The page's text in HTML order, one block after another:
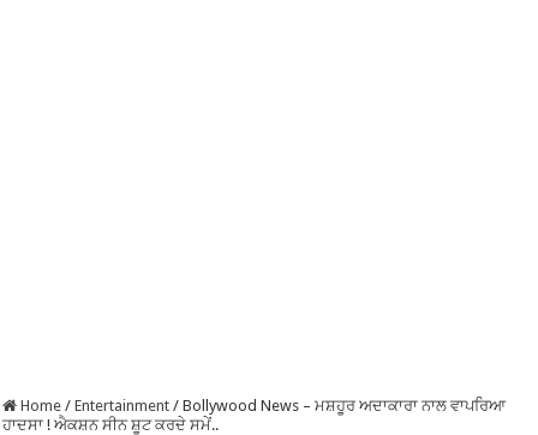
Home / Entertainment / Bollywood News – ਮਸ਼ਹੂਰ ਅਦਾਕਾਰਾ ਨਾਲ ਵਾਪਰਿਆ
ਹਾਦਸਾ ! ਐਕਸ਼ਨ ਸੀਨ ਸ਼ੂਟ ਕਰਦੇ ਸਮੇਂ..